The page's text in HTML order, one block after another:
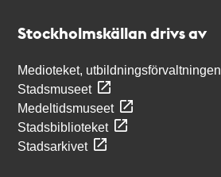
Stockholmskällan drivs av
Medioteket, utbildningsförvaltningen
Stadsmuseet
Medeltidsmuseet
Stadsbiblioteket
Stadsarkivet